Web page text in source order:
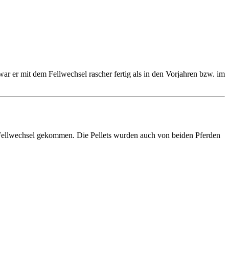
er mit dem Fellwechsel rascher fertig als in den Vorjahren bzw. im
gekommen. Die Pellets wurden auch von beiden Pferden